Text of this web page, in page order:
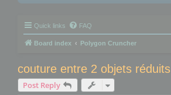
Quick links FAQ
Board index Polygon Cruncher
couture entre 2 objets réduits
Post Reply